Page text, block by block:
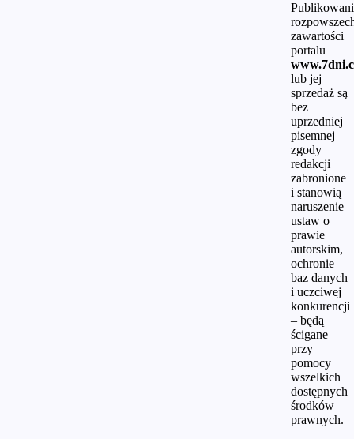
zawartości
portalu
lub jej
sprzedaż są
bez
uprzedniej
pisemnej
zgody
redakcji
zabronione
i stanowią
naruszenie
ustaw o
prawie
autorskim,
ochronie
baz danych
i uczciwej
konkurencji
– będą
ścigane
przy
pomocy
wszelkich
dostępnych
środków
prawnych.